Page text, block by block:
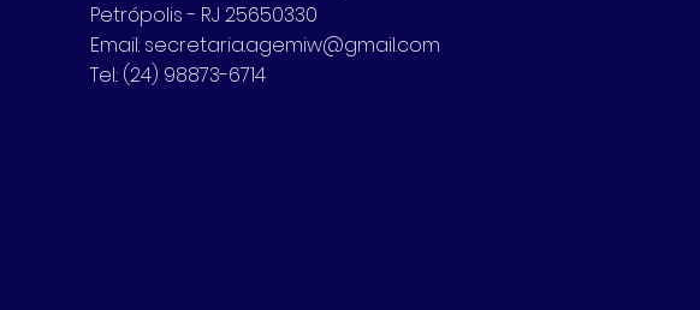
Petrópolis - RJ 25650330
Email: secretaria.agemiw@gmail.com
Tel.: (24) 98873-6714